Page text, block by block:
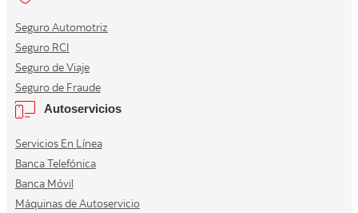
Seguro Automotriz
Seguro RCI
Seguro de Viaje
Seguro de Fraude
Autoservicios
Servicios En Línea
Banca Telefónica
Banca Móvil
Máquinas de Autoservicio